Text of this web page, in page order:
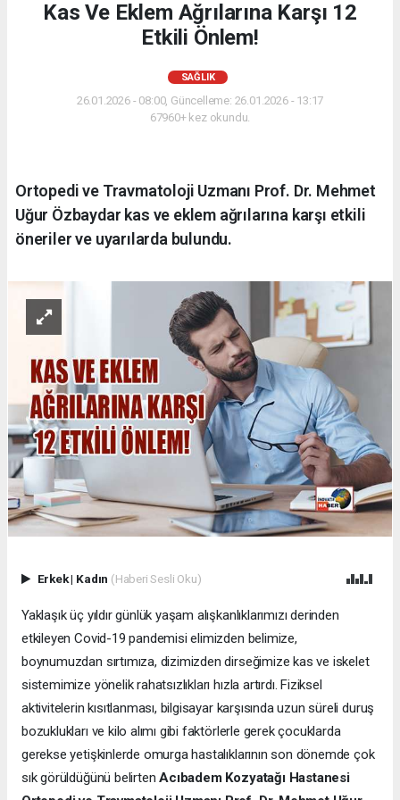
Kas Ve Eklem Ağrılarına Karşı 12
Etkili Önlem!
SAĞLIK
26.01.2026 - 08:00, Güncelleme: 26.01.2026 - 13:17
67960+ kez okundu.
Ortopedi ve Travmatoloji Uzmanı Prof. Dr. Mehmet
Uğur Özbaydar kas ve eklem ağrılarına karşı etkili
öneriler ve uyarılarda bulundu.
Erkek| Kadın (Haberi Sesli Oku)
Yaklaşık üç yıldır günlük yaşam alışkanlıklarımızı derinden
etkileyen Covid-19 pandemisi elimizden belimize,
boynumuzdan sırtımıza, dizimizden dirseğimize kas ve iskelet
sistemimize yönelik rahatsızlıkları hızla artırdı. Fiziksel
aktivitelerin kısıtlanması, bilgisayar karşısında uzun süreli duruş
bozuklukları ve kilo alımı gibi faktörlerle gerek çocuklarda
gerekse yetişkinlerde omurga hastalıklarının son dönemde çok
sık görüldüğünü belirtenAcıbadem Kozyatağı Hastanesi